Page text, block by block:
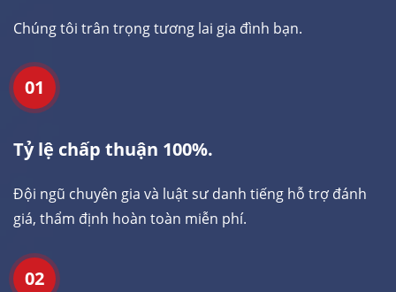
Chúng tôi trân trọng tương lai gia đình bạn.
01
Tỷ lệ chấp thuận 100%.
Đội ngũ chuyên gia và luật sư danh tiếng hỗ trợ đánh
giá, thẩm định hoàn toàn miễn phí.
02